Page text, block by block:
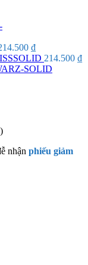
₫
214.500 ₫
SOLID
nhận phiếu giảm